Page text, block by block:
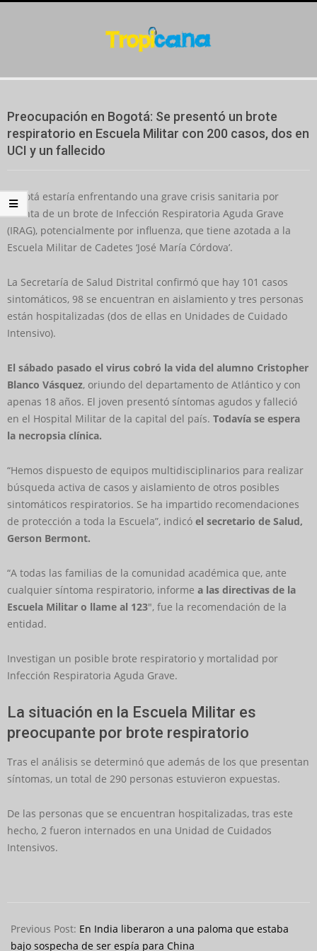
Menu
Preocupación en Bogotá: Se presentó un brote
respiratorio en Escuela Militar con 200 casos, dos en
UCI y un fallecido
Bogotá estaría enfrentando una grave crisis sanitaria por
cuenta de un brote de Infección Respiratoria Aguda Grave
(IRAG), potencialmente por influenza, que tiene azotada a la
Escuela Militar de Cadetes ‘José María Córdova’.
La Secretaría de Salud Distrital confirmó que hay 101 casos
sintomáticos, 98 se encuentran en aislamiento y tres personas
están hospitalizadas (dos de ellas en Unidades de Cuidado
Intensivo).
El sábado pasado el virus cobró la vida del alumno Cristopher
Blanco Vásquez, oriundo del departamento de Atlántico y con
apenas 18 años. El joven presentó síntomas agudos y falleció
en el Hospital Militar de la capital del país. Todavía se espera
la necropsia clínica.
“Hemos dispuesto de equipos multidisciplinarios para realizar
búsqueda activa de casos y aislamiento de otros posibles
sintomáticos respiratorios. Se ha impartido recomendaciones
de protección a toda la Escuela”, indicó el secretario de Salud,
Gerson Bermont.
“A todas las familias de la comunidad académica que, ante
cualquier síntoma respiratorio, informe a las directivas de la
Escuela Militar o llame al 123″, fue la recomendación de la
entidad.
Investigan un posible brote respiratorio y mortalidad por
Infección Respiratoria Aguda Grave.
La situación en la Escuela Militar es
preocupante por brote respiratorio
Tras el análisis se determinó que además de los que presentan
síntomas, un total de 290 personas estuvieron expuestas.
De las personas que se encuentran hospitalizadas, tras este
hecho, 2 fueron internados en una Unidad de Cuidados
Intensivos.
02-
05
Previous Post: En India liberaron a una paloma que estaba
bajo sospecha de ser espía para China